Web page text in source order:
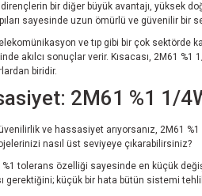
bir diğer büyük avantajı, yüksek
sayesinde uzun ömürlü ve güvenilir
ve tıp gibi bir çok sektörde
akılcı sonuçlar verir. Kısacası, 2M61
biridir.
2M61 %1 1/
ve hassasiyet arıyorsanız, 2M61
nasıl üst seviyeye çıkarabilirsiniz?
tolerans özelliği sayesinde en küçük
gerektiğini; küçük bir hata bütün sistemi